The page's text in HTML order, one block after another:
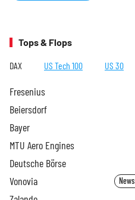
Tops & Flops
DAX US Tech 100 US 30
Fresenius
Beiersdorf
Bayer
MTU Aero Engines
Deutsche Börse
Vonovia News